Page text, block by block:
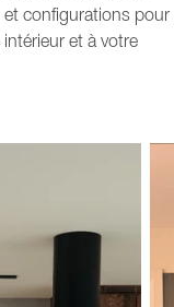
et configurations pour
intérieur et à votre